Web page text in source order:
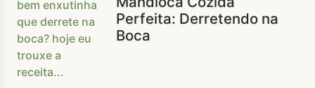
Perfeita: Derretendo na
Boca